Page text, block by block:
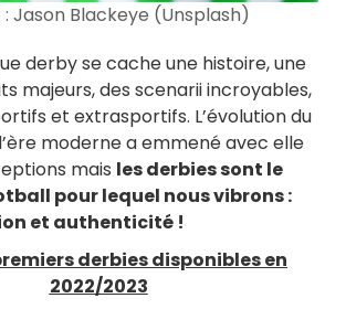
Jason Blackeye (Unsplash)
derby se cache une histoire, une
majeurs, des scenarii incroyables,
et extrasportifs. L’évolution du
moderne a emmené avec elle
mais les derbies sont le
pour lequel nous vibrons :
et authenticité !
derbies disponibles en
2022/2023